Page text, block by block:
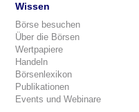
Wissen
Börse besuchen
Über die Börsen
Wertpapiere
Handeln
Börsenlexikon
Publikationen
Events und Webinare